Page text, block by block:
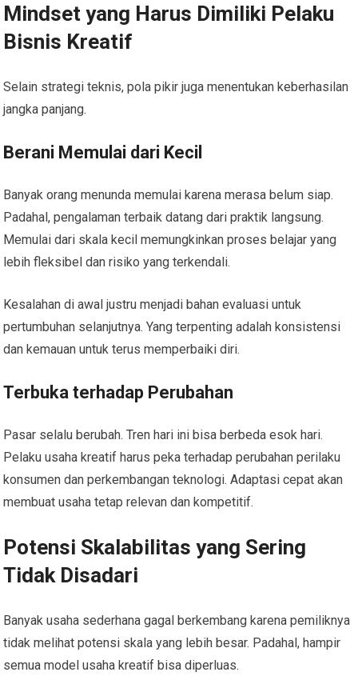
Mindset yang Harus Dimiliki Pelaku
Bisnis Kreatif
Selain strategi teknis, pola pikir juga menentukan keberhasilan
jangka panjang.
Berani Memulai dari Kecil
Banyak orang menunda memulai karena merasa belum siap.
Padahal, pengalaman terbaik datang dari praktik langsung.
Memulai dari skala kecil memungkinkan proses belajar yang
lebih fleksibel dan risiko yang terkendali.
Kesalahan di awal justru menjadi bahan evaluasi untuk
pertumbuhan selanjutnya. Yang terpenting adalah konsistensi
dan kemauan untuk terus memperbaiki diri.
Terbuka terhadap Perubahan
Pasar selalu berubah. Tren hari ini bisa berbeda esok hari.
Pelaku usaha kreatif harus peka terhadap perubahan perilaku
konsumen dan perkembangan teknologi. Adaptasi cepat akan
membuat usaha tetap relevan dan kompetitif.
Potensi Skalabilitas yang Sering
Tidak Disadari
Banyak usaha sederhana gagal berkembang karena pemiliknya
tidak melihat potensi skala yang lebih besar. Padahal, hampir
semua model usaha kreatif bisa diperluas.